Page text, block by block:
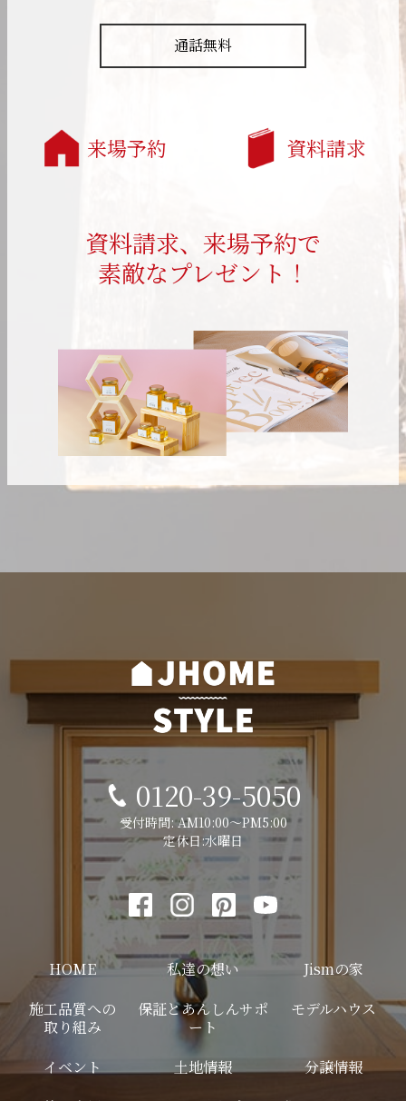
通話無料
来場予約 資料請求
資料請求、来場予約で
素敵なプレゼント！
0120-39-5050
受付時間: AM10:00～PM5:00
定休日:水曜日
HOME 私達の想い
Jismの家
施工品質への
取り組み
保証とあんしんサポ
ート
モデルハウス
イベント 土地情報
分譲情報